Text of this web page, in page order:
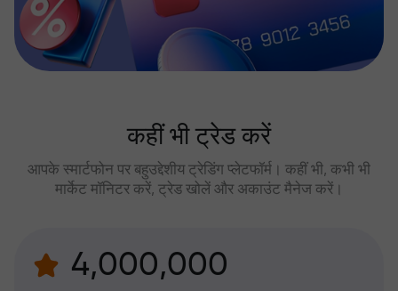
कहीं भी ट्रेड करें
आपके स्मार्टफोन पर बहुउद्देशीय ट्रेडिंग प्लेटफॉर्म। कहीं भी, कभी भी
मार्केट मॉनिटर करें, ट्रेड खोलें और अकाउंट मैनेज करें।
4,000,000